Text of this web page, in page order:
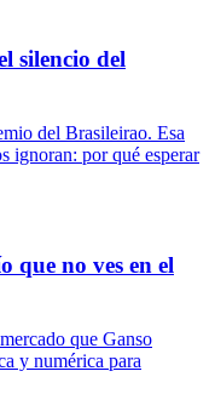
silencio del
del Brasileirao. Esa
ignoran: por qué esperar
que no ves en el
que Ganso
y numérica para